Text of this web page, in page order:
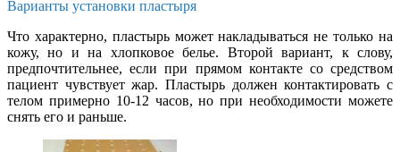
Варианты установки пластыря
Что характерно, пластырь может накладываться не только на
кожу, но и на хлопковое белье. Второй вариант, к слову,
предпочтительнее, если при прямом контакте со средством
пациент чувствует жар. Пластырь должен контактировать с
телом примерно 10-12 часов, но при необходимости можете
снять его и раньше.